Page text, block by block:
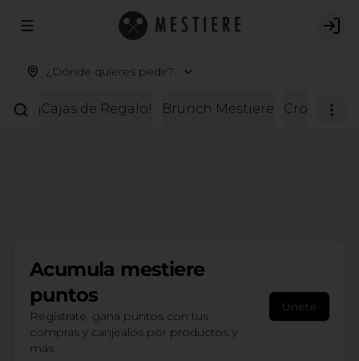
Abrir menu de navegación
¿Dónde quieres pedir?
¡Cajas de Regalo! Brunch Mestiere
Acumula mestiere
puntos
Regístrate, gana puntos con tus
compras y canjealos por productos y
más
Únete